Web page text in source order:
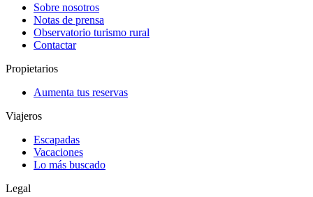
Sobre nosotros
Notas de prensa
Observatorio turismo rural
Contactar
Propietarios
Aumenta tus reservas
Viajeros
Escapadas
Vacaciones
Lo más buscado
Legal